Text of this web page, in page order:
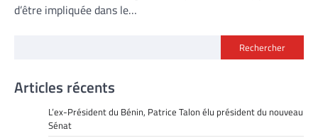
d’être impliquée dans le…
Rechercher
Articles récents
L’ex-Président du Bénin, Patrice Talon élu président du nouveau
Sénat